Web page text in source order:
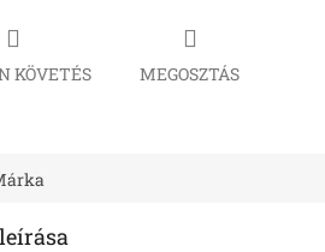
KÖVETÉS MEGOSZTÁS